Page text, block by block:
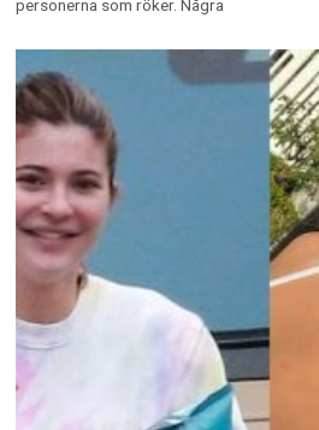
personerna som röker. Några